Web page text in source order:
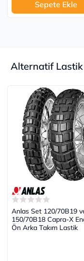
Sepete Ekle
Alternatif Lastik
Anlas Set 120/70B19
150/70B18 Capra-X
Ön Arka Takım Lastik